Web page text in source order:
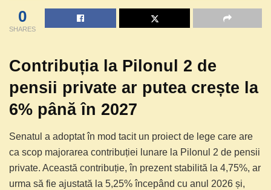
0
SHARES
Contribuția la Pilonul 2 de
pensii private ar putea crește la
6% până în 2027
Senatul a adoptat în mod tacit un proiect de lege care are
ca scop majorarea contribuției lunare la Pilonul 2 de pensii
private. Această contribuție, în prezent stabilită la 4,75%, ar
urma să fie ajustată la 5,25% începând cu anul 2026 și,